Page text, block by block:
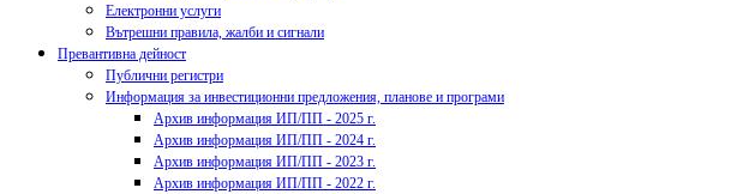
Електронни услуги
Вътрешни правила, жалби и сигнали
Превантивна дейност
Публични регистри
Информация за инвестиционни предложения, планове и програми
Архив информация ИП/ПП - 2025 г.
Архив информация ИП/ПП - 2024 г.
Архив информация ИП/ПП - 2023 г.
Архив информация ИП/ПП - 2022 г.